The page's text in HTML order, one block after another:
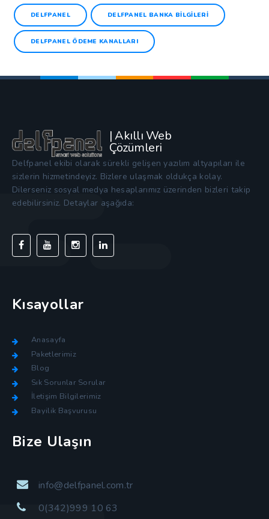
DELFPANEL DELFPANEL BANKA BILGILERI
DELFPANEL ÖDEME KANALLARI
| Akıllı Web
Çözümleri
Delfpanel ekibi olarak sürekli gelişen yazılım altyapıları ile
sizlerin hizmetindeyiz. Bizlere ulaşmak oldukça kolay.
Dilerseniz sosyal medya hesaplarımız üzerinden bizleri takip
edebilirsiniz. Detaylar aşağıda:
Kısayollar
Anasayfa
Paketlerimiz
Blog
Sık Sorunlar Sorular
İletişim Bilgilerimiz
Bayilik Başvurusu
Bize Ulaşın
info@delfpanel.com.tr
0(342)999 10 63